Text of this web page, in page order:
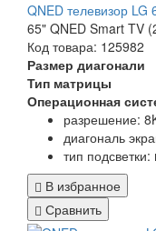
QNED телевизор
65" QNED Smart TV
Код товара: 125982
Размер диагонали
Тип матрицы
Операционная
разрешение:
диагональ
тип
В избранное
Сравнить